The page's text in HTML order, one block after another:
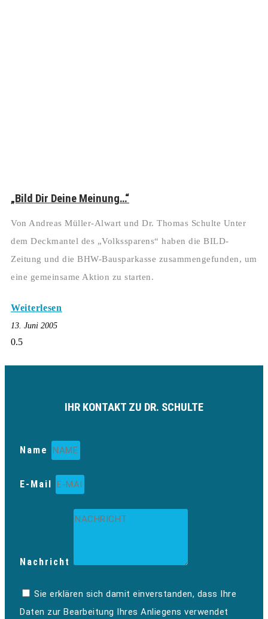
„Bild Dir Deine Meinung…“
Von Andreas Müller-Alwart und Dr. Thomas Schulte Unter
dem Deckmantel des „Volkssparens“ haben die BILD-
Zeitung und die BHW-Bausparkasse zusammengefunden, um
eine gemeinsame Aktion zu starten.
Weiterlesen
13. Juni 2005
IHR KONTAKT ZU DR. SCHULTE
Name
E-Mail
Nachricht
Sie erklären sich damit einverstanden, dass Ihre
Daten zur Bearbeitung Ihres Anliegens verwendet